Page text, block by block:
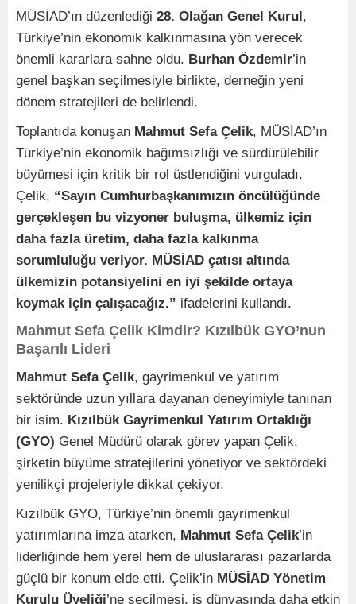
MÜSİAD’ın düzenlediği 28. Olağan Genel Kurul,
Türkiye’nin ekonomik kalkınmasına yön verecek
önemli kararlara sahne oldu. Burhan Özdemir’in
genel başkan seçilmesiyle birlikte, derneğin yeni
dönem stratejileri de belirlendi.
Toplantıda konuşan Mahmut Sefa Çelik, MÜSİAD’ın
Türkiye’nin ekonomik bağımsızlığı ve sürdürülebilir
büyümesi için kritik bir rol üstlendiğini vurguladı.
Çelik, “Sayın Cumhurbaşkanımızın öncülüğünde
gerçekleşen bu vizyoner buluşma, ülkemiz için
daha fazla üretim, daha fazla kalkınma
sorumluluğu veriyor. MÜSİAD çatısı altında
ülkemizin potansiyelini en iyi şekilde ortaya
koymak için çalışacağız.” ifadelerini kullandı.
Mahmut Sefa Çelik Kimdir? Kızılbük GYO’nun
Başarılı Lideri
Mahmut Sefa Çelik, gayrimenkul ve yatırım
sektöründe uzun yıllara dayanan deneyimiyle tanınan
bir isim. Kızılbük Gayrimenkul Yatırım Ortaklığı
(GYO) Genel Müdürü olarak görev yapan Çelik,
şirketin büyüme stratejilerini yönetiyor ve sektördeki
yenilikçi projeleriyle dikkat çekiyor.
Kızılbük GYO, Türkiye’nin önemli gayrimenkul
yatırımlarına imza atarken, Mahmut Sefa Çelik’in
liderliğinde hem yerel hem de uluslararası pazarlarda
güçlü bir konum elde etti. Çelik’in MÜSİAD Yönetim
Kurulu Üyeliği’ne seçilmesi, iş dünyasında daha etkin